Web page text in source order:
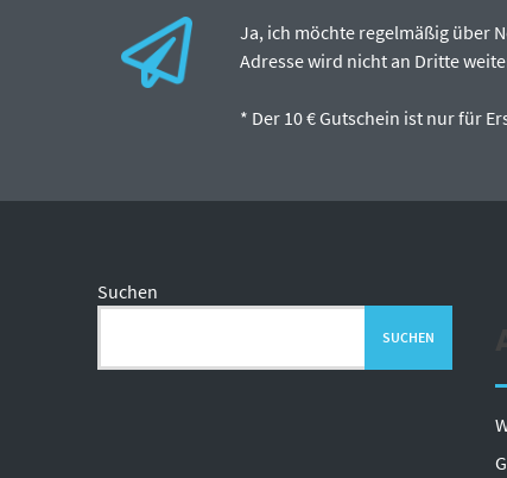
Ja, ich möchte regelmäßig über
Adresse wird nicht an Dritte
* Der 10 € Gutschein ist nur für
Suchen
SUCHEN